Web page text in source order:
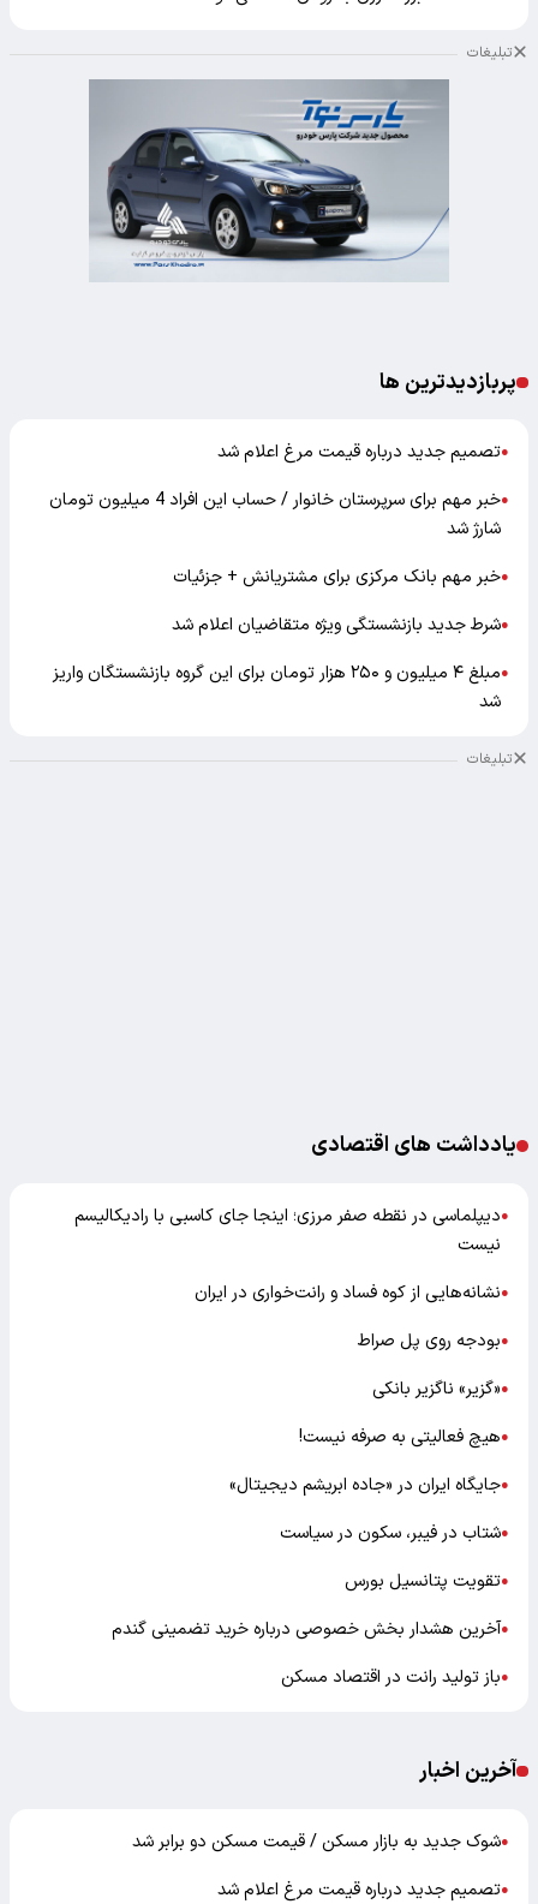
تبلیغات
پربازدیدترین ها
●تصمیم جدید درباره قیمت مرغ اعلام شد
●
خبر مهم برای سرپرستان خانوار / حساب این افراد 4 میلیون تومان
شارژ شد
●خبر مهم بانک مرکزی برای مشتریانش + جزئیات
●شرط جدید بازنشستگی ویژه متقاضیان اعلام شد
●
مبلغ ۴ میلیون و ۲۵۰ هزار تومان برای این گروه بازنشستگان واریز
شد
تبلیغات
یادداشت های اقتصادی
●دیپلماسی در نقطه صفر مرزی؛ اینجا جای کاسبی با رادیکالیسم
نیست
●نشانه‌هایی از کوه فساد و رانت‌خواری در ایران
●بودجه روی پل صراط
●«گزیر» ناگزیر بانکی
●هیچ فعالیتی به صرفه نیست!
●جایگاه ایران در «جاده ابریشم دیجیتال»
●شتاب در فیبر، سکون در سیاست
●تقویت پتانسیل بورس
●آخرین هشدار بخش خصوصی درباره خرید تضمینی گندم
●باز تولید رانت در اقتصاد مسکن
آخرین اخبار
●شوک جدید به بازار مسکن / قیمت مسکن دو برابر شد
●تصمیم جدید درباره قیمت مرغ اعلام شد